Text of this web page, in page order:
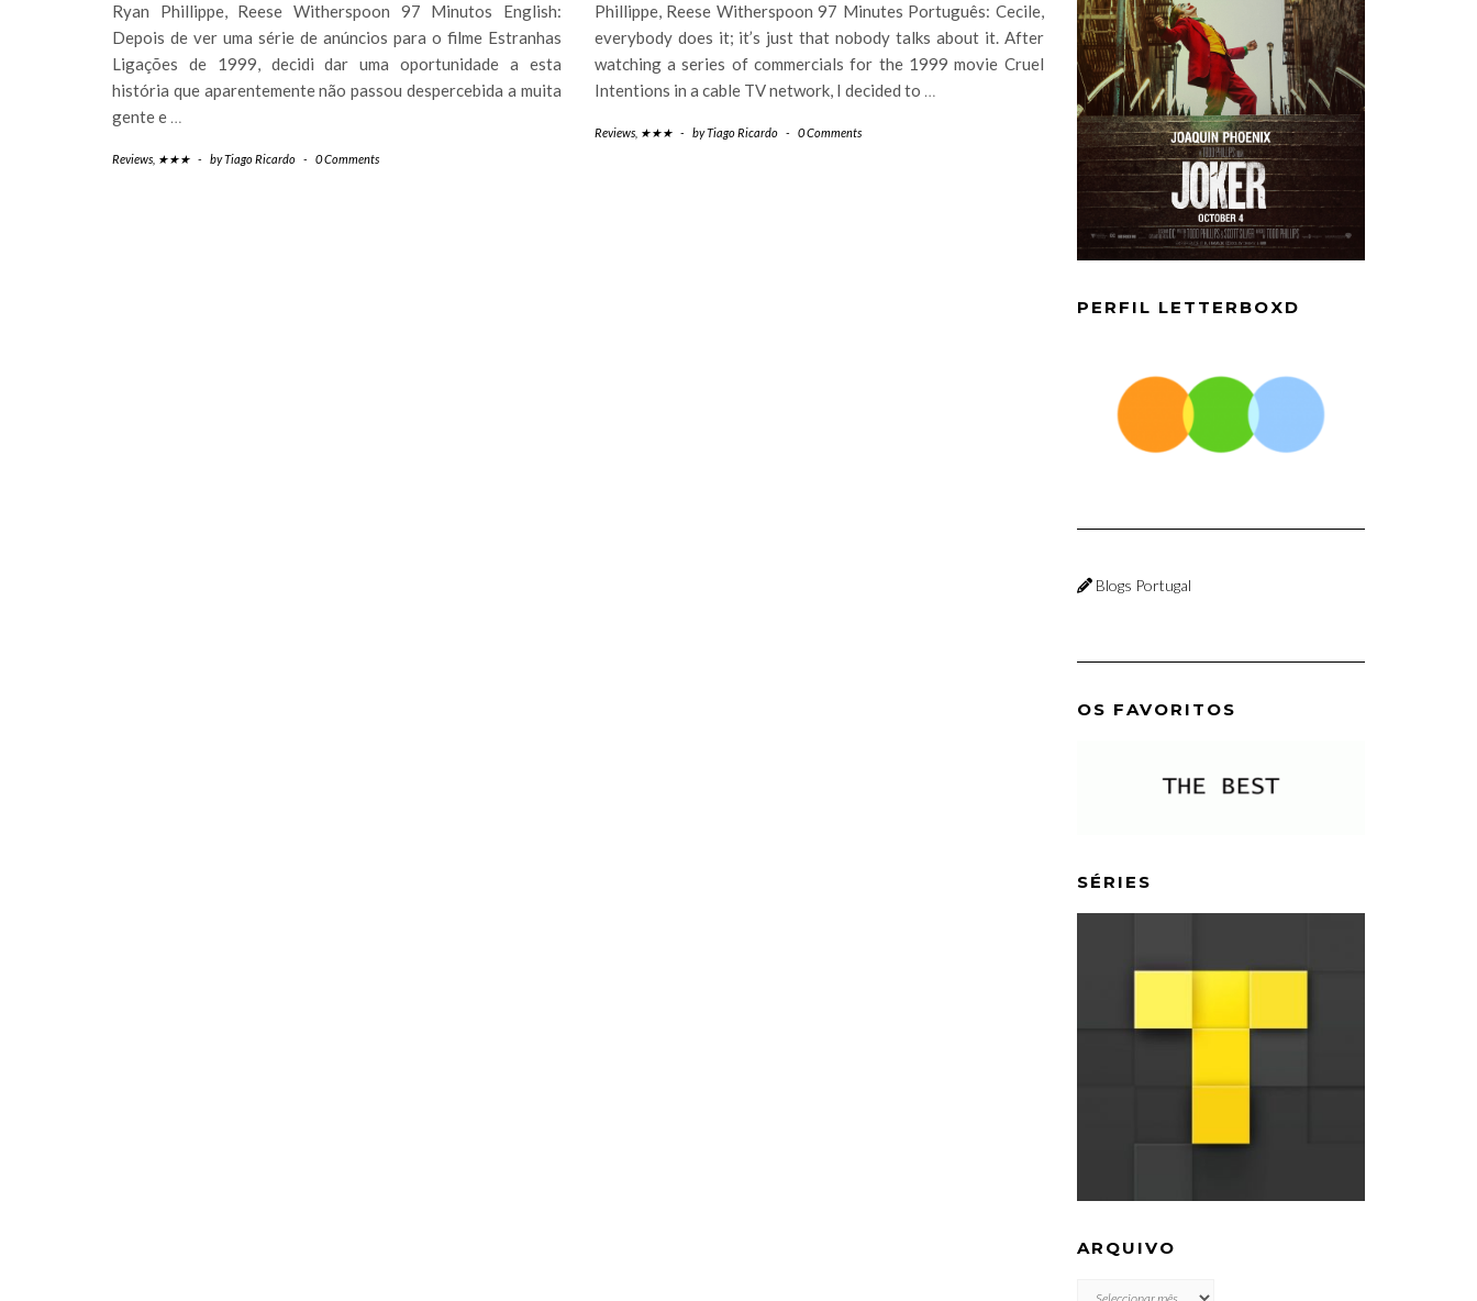
Ryan Phillippe, Reese Witherspoon 97 Minutos English:
Depois de ver uma série de anúncios para o filme Estranhas
Ligações de 1999, decidi dar uma oportunidade a esta
história que aparentemente não passou despercebida a muita
gente e …
Reviews ★★★ - byTiago Ricardo - 0 Comments
Phillippe, Reese Witherspoon 97 Minutes Português: Cecile,
everybody does it; it’s just that nobody talks about it. After
watching a series of commercials for the 1999 movie Cruel
Intentions in a cable TV network, I decided to …
Reviews, ★★★ - byTiago Ricardo - 0 Comments
PERFIL LETTERBOXD
Blogs Portugal
OS FAVORITOS
SÉRIES
ARQUIVO
ARQUIVO